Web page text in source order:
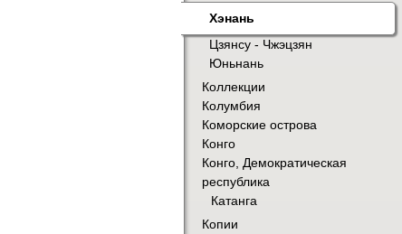
Хэнань
Цзянсу - Чжэцзян
Юньнань
Коллекции
Колумбия
Коморские острова
Конго
Конго, Демократическая
республика
Катанга
Копии